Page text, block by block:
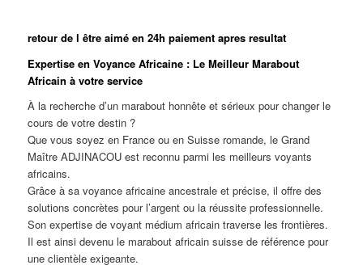
retour de l être aimé en 24h paiement apres resultat
Expertise en Voyance Africaine : Le Meilleur Marabout
Africain à votre service
À la recherche d’un marabout honnête et sérieux pour changer le
cours de votre destin ?
Que vous soyez en France ou en Suisse romande, le Grand
Maître ADJINACOU est reconnu parmi les meilleurs voyants
africains.
Grâce à sa voyance africaine ancestrale et précise, il offre des
solutions concrètes pour l’argent ou la réussite professionnelle.
Son expertise de voyant médium africain traverse les frontières.
Il est ainsi devenu le marabout africain suisse de référence pour
une clientèle exigeante.